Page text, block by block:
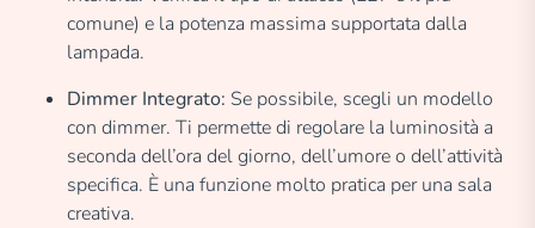
comune) e la potenza massima supportata dalla
lampada.
Dimmer Integrato: Se possibile, scegli un modello
con dimmer. Ti permette di regolare la luminosità a
seconda dell’ora del giorno, dell’umore o dell’attività
specifica. È una funzione molto pratica per una sala
creativa.